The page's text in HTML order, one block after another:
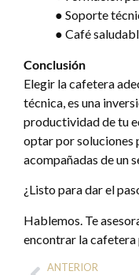
● Soporte
● Café
Conclusión
Elegir la cafetera
técnica, es una
productividad de tu
optar por soluciones
acompañadas de un
¿Listo para dar el
Hablemos. Te
encontrar la
ANTERIOR